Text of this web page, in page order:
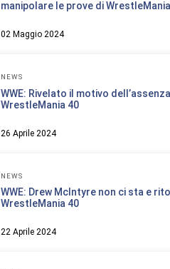
manipolare le prove di
02 Maggio 2024
NEWS
WWE: Rivelato il motivo
WrestleMania 40
26 Aprile 2024
NEWS
WWE: Drew McIntyre non ci sta e
WrestleMania 40
22 Aprile 2024